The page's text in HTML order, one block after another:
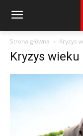
Strona główna Kryzys
Kryzys